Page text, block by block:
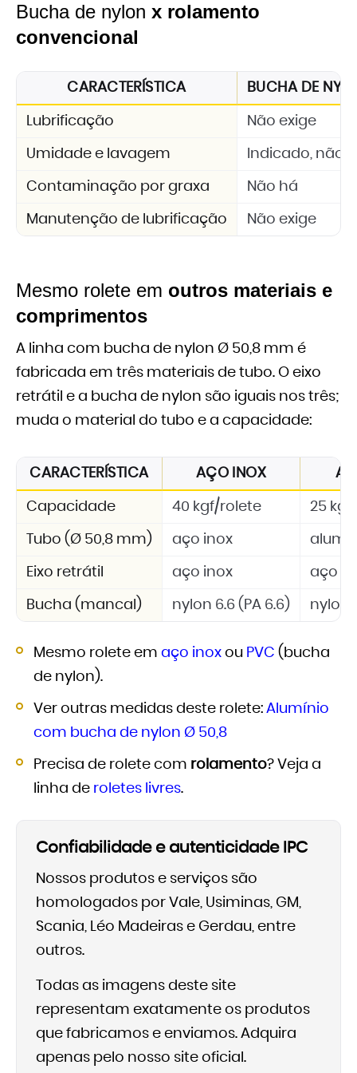
Bucha de nylon x rolamento
convencional
CARACTERÍSTICA BUCHA DE
Lubrificação Não exige
Umidade e lavagem Indicado, não
Contaminação por graxa Não há
Manutenção de lubrificação Não exige
Mesmo rolete em outros materiais e
comprimentos
A linha com bucha de nylon Ø 50,8 mm é
fabricada em três materiais de tubo. O eixo
retrátil e a bucha de nylon são iguais nos três;
muda o material do tubo e a capacidade:
CARACTERÍSTICA AÇO INOX
Capacidade 40 kgf/rolete 25
Tubo (Ø 50,8 mm) aço inox
Eixo retrátil aço inox aço
Bucha (mancal) nylon 6.6 (PA 6.6) nylon
Mesmo rolete em aço inox ou PVC (bucha
de nylon).
Ver outras medidas deste rolete: Alumínio
com bucha de nylon Ø 50,8
Precisa de rolete com rolamento? Veja a
linha de roletes livres.
Confiabilidade e autenticidade IPC
Nossos produtos e serviços são
homologados por Vale, Usiminas, GM,
Scania, Léo Madeiras e Gerdau, entre
outros.
Todas as imagens deste site
representam exatamente os produtos
que fabricamos e enviamos. Adquira
apenas pelo nosso site oficial.